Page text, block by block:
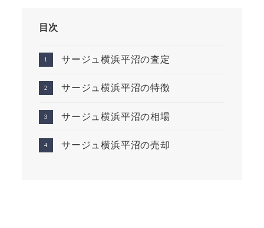
目次
サージュ横浜平沼の査定
サージュ横浜平沼の特徴
サージュ横浜平沼の相場
サージュ横浜平沼の売却